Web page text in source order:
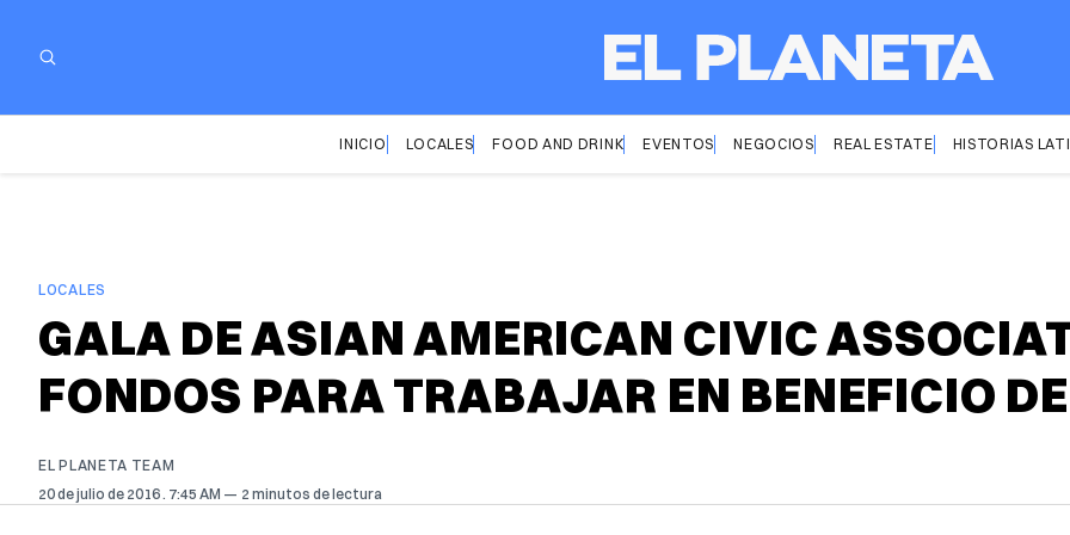
INICIO LOCALES FOOD AND DRINK EVENTOS NEGOCIOS REAL ESTATE HISTORIAS
LOCALES
GALA DE ASIAN AMERICAN CIVIC
FONDOS PARA TRABAJAR EN BENEFICIO
EL PLANETA TEAM
20 de julio de 2016 . 7:45 AM 2 minutos de lectura